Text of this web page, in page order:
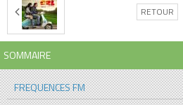
RETOUR
SOMMAIRE
FREQUENCES FM